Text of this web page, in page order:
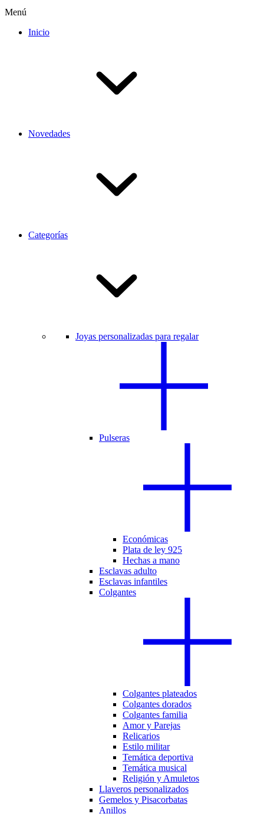
Menú
Inicio
Novedades
Categorías
Joyas personalizadas para regalar
Pulseras
Económicas
Plata de ley 925
Hechas a mano
Esclavas adulto
Esclavas infantiles
Colgantes
Colgantes plateados
Colgantes dorados
Colgantes familia
Amor y Parejas
Relicarios
Estilo militar
Temática deportiva
Temática musical
Religión y Amuletos
Llaveros personalizados
Gemelos y Pisacorbatas
Anillos